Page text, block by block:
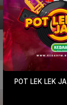
POT LEK LEK JA